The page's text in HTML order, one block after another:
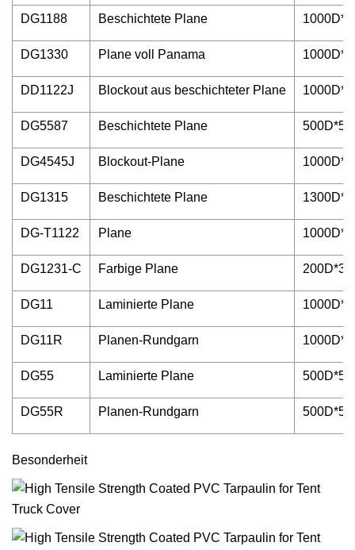
DG1188 Beschichtete Plane
DG1330 Plane voll Panama
DD1122J Blockout aus beschichteter Plane
DG5587 Beschichtete Plane
DG4545J Blockout-Plane
DG1315 Beschichtete Plane
DG-T1122 Plane
DG1231-C Farbige Plane
DG11 Laminierte Plane
DG11R Planen-Rundgarn
DG55 Laminierte Plane
DG55R Planen-Rundgarn
Besonderheit